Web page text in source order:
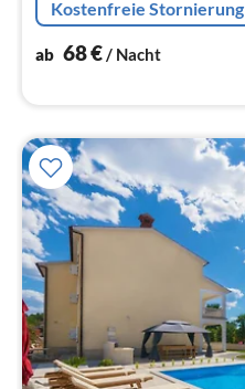
Kostenfreie Stornierung
ab 68€/ Nacht